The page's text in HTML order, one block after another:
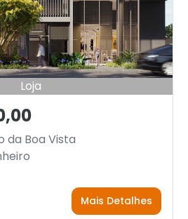
Loja
da Boa Vista
Mais Detalhes